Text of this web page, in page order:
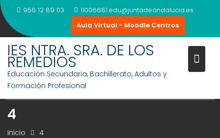
Saltar
al
contenido
956 12 89 03
11006681.edu@juntadeandalucia.es
Aula Virtual - Moodle Centros
IES NTRA. SRA. DE LOS
REMEDIOS
Educación Secundaria, Bachillerato, Adultos y
Formación Profesional
4
Inicio 4